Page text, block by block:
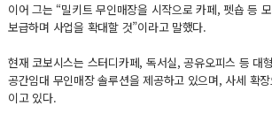
이어 그는 “밀키트 무인매장을 시작으로 카페, 펫숍 등
보급하며 사업을 확대할 것”이라고 말했다.
현재 코보시스는 스터디카페, 독서실, 공유오피스 등 대
공간임대 무인매장 솔루션을 제공하고 있으며, 사세 확
이고 있다.